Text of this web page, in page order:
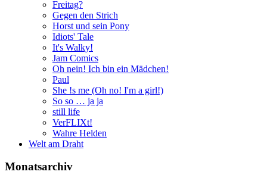
Freitag?
Gegen den Strich
Horst und sein Pony
Idiots' Tale
It's Walky!
Jam Comics
Oh nein! Ich bin ein Mädchen!
Paul
She !s me (Oh no! I'm a girl!)
So so … ja ja
still life
VerFLIXt!
Wahre Helden
Welt am Draht
Monatsarchiv